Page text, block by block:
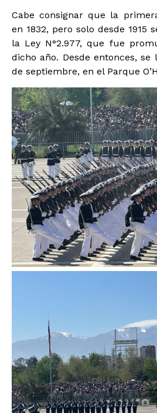
Cabe consignar que la
en 1832, pero solo desde 1915
la Ley N°2.977, que fue
dicho año. Desde entonces, se
de septiembre, en el Parque